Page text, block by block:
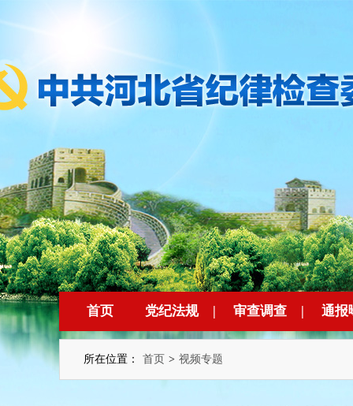
首页 党纪法规 | 审查调查 | 通报
所在位置： 首页 > 视频专题